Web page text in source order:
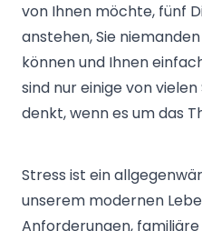
von Ihnen möchte, fünf
anstehen, Sie
können und Ihnen
sind nur einige von
denkt, wenn es um das
Stress ist ein
unserem modernen
Anforderungen,